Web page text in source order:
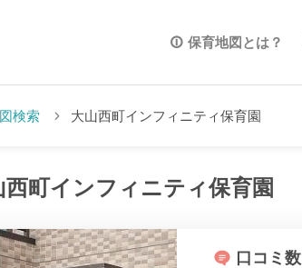
保育地図とは？
検索 大山西町インフィニティ保育園
西町インフィニティ保育園
口コミ数